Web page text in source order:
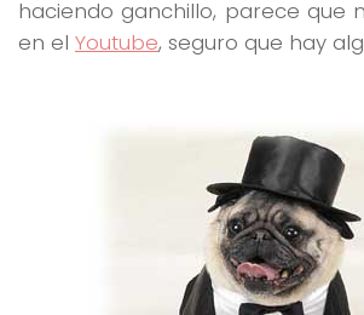
haciendo ganchillo, parece que
en el Youtube, seguro que hay